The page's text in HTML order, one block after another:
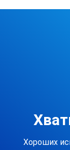
Хороших